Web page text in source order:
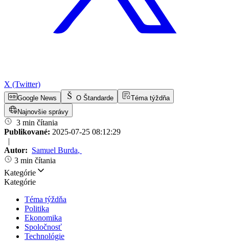
X (Twitter)
Google News O Štandarde
Téma týždňa
Najnovšie správy
3 min čítania
Publikované: 2025-07-25 08:12:29
|
Autor: Samuel Burda,
3 min čítania
Kategórie
Kategórie
Téma týždňa
Politika
Ekonomika
Spoločnosť
Technológie